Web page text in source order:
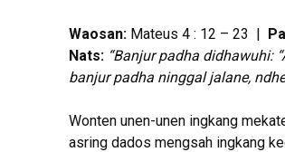
Waosan: Mateus 4 : 12 – 23 |
Nats: “Banjur padha didhawuhi:
banjur padha ninggal jalane,
Wonten unen-unen ingkang
asring dados mengsah ingkang